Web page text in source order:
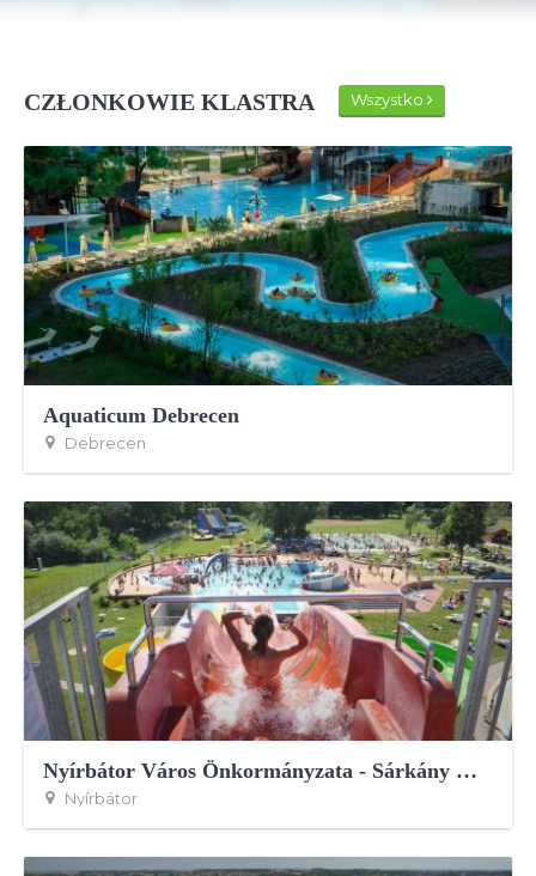
CZŁONKOWIE KLASTRA Wszystko
Aquaticum Debrecen
Debrecen
Nyírbátor Város Önkormányzata - Sárkány Wellness és Gyógyfürdő
Nyírbátor